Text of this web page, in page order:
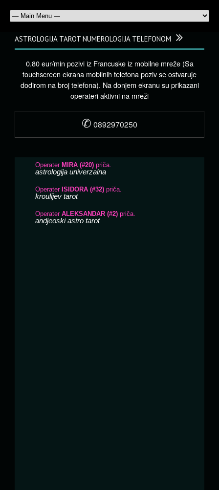
ASTROLOGIJA TAROT NUMEROLOGIJA TELEFONOM
0.80 eur/min pozivi iz Francuske iz mobilne mreže (Sa
touchscreen ekrana mobilnih telefona poziv se ostvaruje
dodirom na broj telefona). Na donjem ekranu su prikazani
operateri aktivni na mreži
✆ 0892970250